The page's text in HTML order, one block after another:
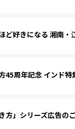
ど好きになる 湘南・
45周年記念 インド特
方」シリーズ広告の